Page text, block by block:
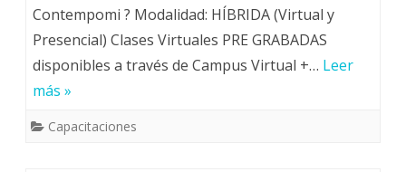
Contempomi ? Modalidad: HÍBRIDA (Virtual y
Presencial) Clases Virtuales PRE GRABADAS
disponibles a través de Campus Virtual +… Leer
más »
Capacitaciones